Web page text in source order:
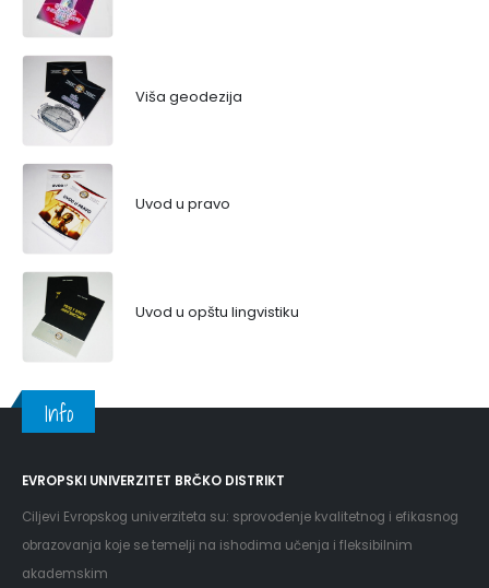
Viša geodezija
Uvod u pravo
Uvod u opštu lingvistiku
Info
EVROPSKI UNIVERZITET BRČKO DISTRIKT
Ciljevi Evropskog univerziteta su: sprovođenje kvalitetnog i efikasnog
obrazovanja koje se temelji na ishodima učenja i fleksibilnim
akademskim